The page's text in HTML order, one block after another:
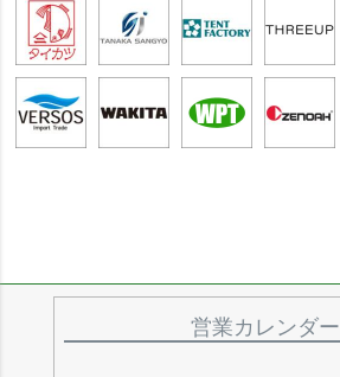
営業カレンダー